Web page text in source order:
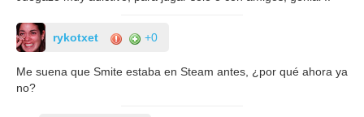
rykotxet +0
Me suena que Smite estaba en Steam antes, ¿por qué ahora ya
no?